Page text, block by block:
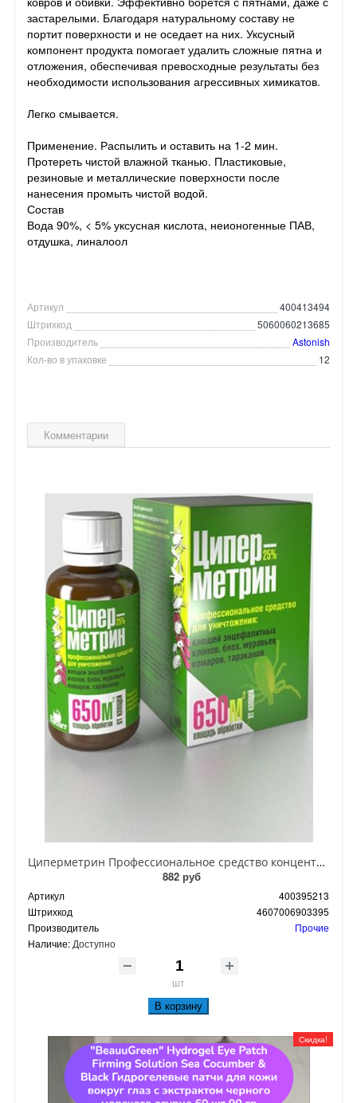
застарелыми. Благодаря натуральному составу не
портит поверхности и не оседает на них. Уксусный
компонент продукта помогает удалить сложные пятна и
отложения, обеспечивая превосходные результаты без
необходимости использования агрессивных химикатов.
Легко смывается.
Применение. Распылить и оставить на 1-2 мин.
Протереть чистой влажной тканью. Пластиковые,
резиновые и металлические поверхности после
нанесения промыть чистой водой.
Состав
Вода 90%, < 5% уксусная кислота, неионогенные ПАВ,
отдушка, линалоол
Артикул
400413494
Штрихкод
5060060213685
Производитель
Astonish
Кол-во в упаковке
12
Комментарии
Циперметрин Профессиональное средство концентрат эмульсии 25% для уничтожения тараканов, мух,комаров, блох, клопов, муравьев, ос 50 мл
882 руб
Артикул
400395213
Штрихкод
4607006903395
Производитель
Прочие
Наличие: Доступно
шт
В корзину
Скидка!